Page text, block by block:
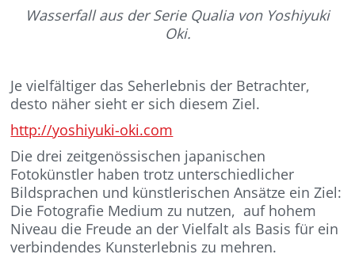
Wasserfall aus der Serie Qualia von Yoshiyuki
Oki.
Je vielfältiger das Seherlebnis der Betrachter,
desto näher sieht er sich diesem Ziel.
http://yoshiyuki-oki.com
Die drei zeitgenössischen japanischen
Fotokünstler haben trotz unterschiedlicher
Bildsprachen und künstlerischen Ansätze ein Ziel:
Die Fotografie Medium zu nutzen, auf hohem
Niveau die Freude an der Vielfalt als Basis für ein
verbindendes Kunsterlebnis zu mehren.